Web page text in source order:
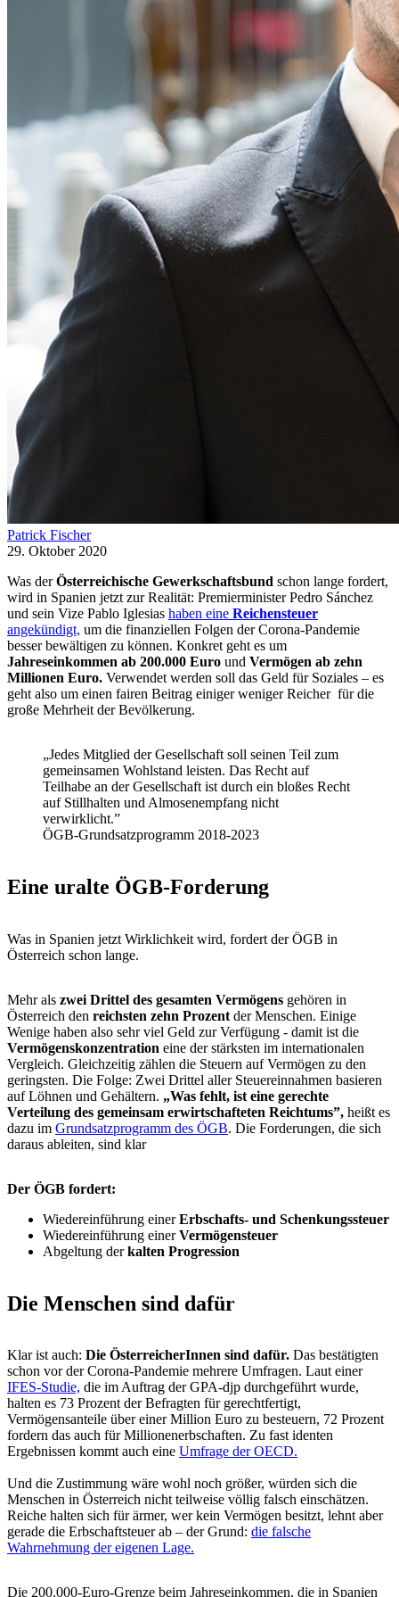
Patrick Fischer
29. Oktober 2020
Was derÖsterreichische Gewerkschaftsbund schon lange fordert,
wird in Spanien jetzt zur Realität: Premierminister Pedro Sánchez
und sein Vize Pablo Iglesias haben eine Reichensteuer
angekündigt, um die finanziellen Folgen der Corona-Pandemie
besser bewältigen zu können. Konkret geht es um
Jahreseinkommen ab 200.000 Euro und Vermögen ab zehn
Millionen Euro. Verwendet werden soll das Geld für Soziales – es
geht also um einen fairen Beitrag einiger weniger Reicher für die
große Mehrheit der Bevölkerung.
„Jedes Mitglied der Gesellschaft soll seinen Teil zum
gemeinsamen Wohlstand leisten. Das Recht auf
Teilhabe an der Gesellschaft ist durch ein bloßes Recht
auf Stillhalten und Almosenempfang nicht
verwirklicht.”
ÖGB-Grundsatzprogramm 2018-2023
Eine uralte ÖGB-Forderung
Was in Spanien jetzt Wirklichkeit wird, fordert der ÖGB in
Österreich schon lange.
Mehr als zwei Drittel des gesamten Vermögens gehören in
Österreich den reichsten zehn Prozent der Menschen. Einige
Wenige haben also sehr viel Geld zur Verfügung - damit ist die
Vermögenskonzentration eine der stärksten im internationalen
Vergleich. Gleichzeitig zählen die Steuern auf Vermögen zu den
geringsten. Die Folge: Zwei Drittel aller Steuereinnahmen basieren
auf Löhnen und Gehältern. „Was fehlt, ist eine gerechte
Verteilung des gemeinsam erwirtschafteten Reichtums”, heißt es
dazu im Grundsatzprogramm des ÖGB. Die Forderungen, die sich
daraus ableiten, sind klar
Der ÖGB fordert:
Wiedereinführung einerErbschafts- und Schenkungssteuer
Wiedereinführung einerVermögensteuer
Abgeltung derkalten Progression
Die Menschen sind dafür
Klar ist auch: Die ÖsterreicherInnen sind dafür. Das bestätigten
schon vor der Corona-Pandemie mehrere Umfragen. Laut einer
IFES-Studie, die im Auftrag der GPA-djp durchgeführt wurde,
halten es 73 Prozent der Befragten für gerechtfertigt,
Vermögensanteile über einer Million Euro zu besteuern, 72 Prozent
fordern das auch für Millionenerbschaften. Zu fast identen
Ergebnissen kommt auch eine Umfrage der OECD.
Und die Zustimmung wäre wohl noch größer, würden sich die
Menschen in Österreich nicht teilweise völlig falsch einschätzen.
Reiche halten sich für ärmer, wer kein Vermögen besitzt, lehnt aber
gerade die Erbschaftsteuer ab – der Grund: die falsche
Wahrnehmung der eigenen Lage.
Die 200.000-Euro-Grenze beim Jahreseinkommen, die in Spanien